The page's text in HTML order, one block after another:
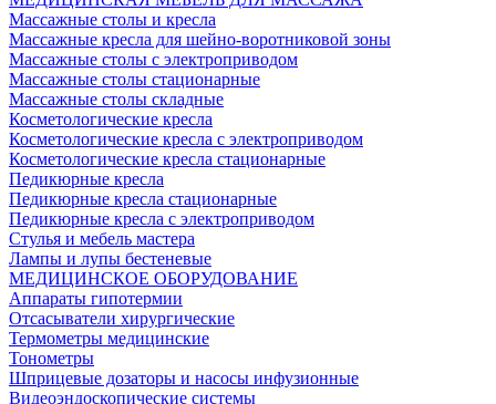
Массажные столы и кресла
Массажные кресла для шейно-воротниковой зоны
Массажные столы с электроприводом
Массажные столы стационарные
Массажные столы складные
Косметологические кресла
Косметологические кресла с электроприводом
Косметологические кресла стационарные
Педикюрные кресла
Педикюрные кресла стационарные
Педикюрные кресла с электроприводом
Стулья и мебель мастера
Лампы и лупы бестеневые
МЕДИЦИНСКОЕ ОБОРУДОВАНИЕ
Аппараты гипотермии
Отсасыватели хирургические
Термометры медицинские
Тонометры
Шприцевые дозаторы и насосы инфузионные
Видеоэндоскопические системы